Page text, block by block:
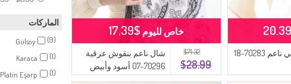
الماركات
Gülsoy
(9)
Karaca
(1)
Platin Eşarp
(1)
شال قطني ناعم 70283-18
$71.32
$28.99
شال ناعم بنقوش عرقية
70296-07 أسود وأبيض
خاص لليوم $17.39